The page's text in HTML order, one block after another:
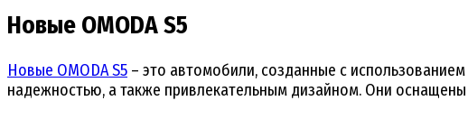
Новые OMODA S5
Новые OMODA S5 – это автомобили, созданные с
надежностью, а также привлекательным дизайном. Они